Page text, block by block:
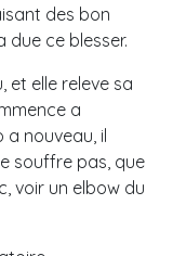
des bon
due ce blesser.
et elle releve sa
a
a nouveau, il
souffre pas, que
voir un elbow du